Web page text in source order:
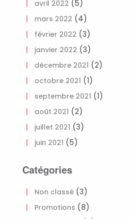
avril 2022 (5)
mars 2022 (4)
février 2022 (3)
janvier 2022 (3)
décembre 2021 (2)
octobre 2021 (1)
septembre 2021 (1)
août 2021 (2)
juillet 2021 (3)
juin 2021 (5)
Catégories
Non classé (3)
Promotions (8)